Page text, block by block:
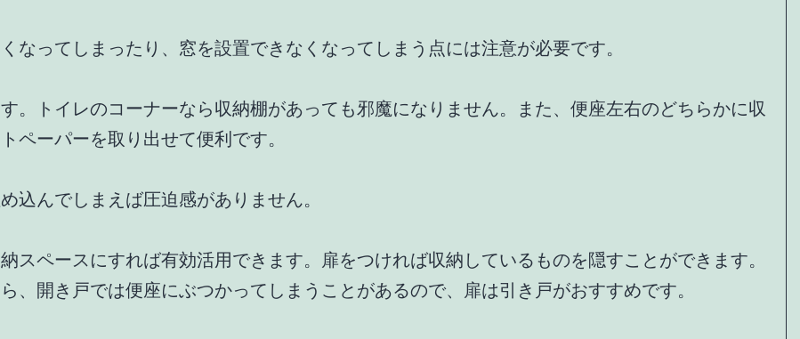
なってしまったり、窓を設置できなくなってしまう点には注意が必要です。
。トイレのコーナーなら収納棚があっても邪魔になりません。また、便座左右のどちらかに収
ペーパーを取り出せて便利です。
込んでしまえば圧迫感がありません。
スペースにすれば有効活用できます。扉をつければ収納しているものを隠すことができます。
、開き戸では便座にぶつかってしまうことがあるので、扉は引き戸がおすすめです。